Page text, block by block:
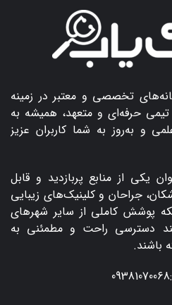
تخصصی و معتبر در زمینه
حرفه‌ای و متعهد، همیشه به
و به‌روز به شما کاربران عزیز
یکی از منابع پربازدید و قابل
جراحان و کلینیک‌های زیبایی
پوشش کاملی از سایر شهرهای
دسترسی راحت و مطمئنی به
باشند.
09381070068